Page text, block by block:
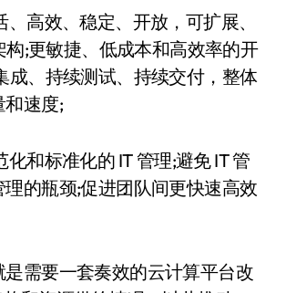
、高效、稳定、开放，可扩展、
构;更敏捷、低成本和高效率的开
成、持续测试、持续交付，整体
和速度;
化和标准化的 IT 管理;避免 IT 管
的瓶颈;促进团队间更快速高效
需要一套奏效的云计算平台改